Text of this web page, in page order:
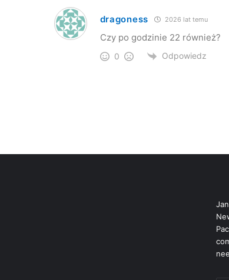
dragoness 2026 lat temu
Czy po godzinie 22 również?
0 Odpowiedz